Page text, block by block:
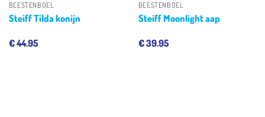
BEESTENBOEL
Steiff Tilda konijn
€44.95
BEESTENBOEL
Steiff Moonlight aap
€39.95